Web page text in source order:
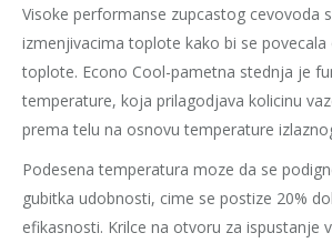
Visoke performanse zupcastog cevovoda
izmenjivacima toplote kako bi se povecala
toplote. Econo Cool-pametna stednja je
temperature, koja prilagodjava kolicinu
prema telu na osnovu temperature
Podesena temperatura moze da se
gubitka udobnosti, cime se postize 20%
efikasnosti. Krilce na otvoru za ispustanje